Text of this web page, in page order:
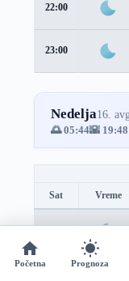
22:00
23:00
Nedelja16.
🌅 05:44🌇 19:48
Sat Vreme
Početna Prognoza